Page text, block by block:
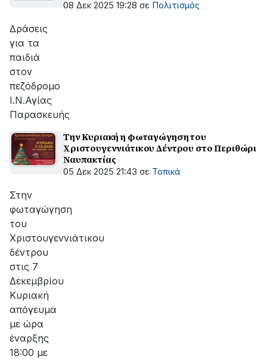
08 Δεκ 2025 19:28 σε Πολιτισμός
Δράσεις
για τα
παιδιά
στον
πεζόδρομο
Ι.Ν.Αγίας
Παρασκευής
Την Κυριακή η φωταγώγηση του
Χριστουγεννιάτικου Δέντρου στο Περιθώρι
Ναυπακτίας
05 Δεκ 2025 21:43 σε Τοπικά
Στην
φωταγώγηση
του
Χριστουγεννιάτικου
δέντρου
στις 7
Δεκεμβρίου
Κυριακή
απόγευμα
με ώρα
έναρξης
18:00 με